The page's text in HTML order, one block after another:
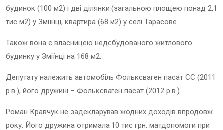
будинок (100 м2) і дві ділянки (загальною площею понад 2,1
тис м2) у Зміїнці, квартира (68 м2) у селі Тарасове.
Також вона є власницею недобудованого житлового
будинку у Зміїнці на 168 м2.
Депутату належить автомобіль Фольксваген пасат СС (2011
р.в.), його дружині – Фольксваген пасат (2012 р.в.)
Роман Кравчук не задекларував жодних доходів впродовж
року. Його дружина отримала 10 тис грн. матдопомоги при